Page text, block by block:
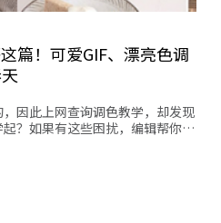
篇！可爱GIF、漂亮色调
因此上网查询调色教学，却发现
？如果有这些困扰，编辑帮你…